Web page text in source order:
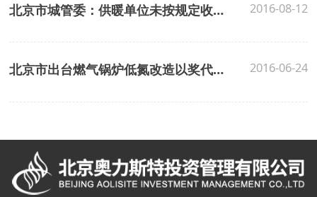
北京市城管委：供暖单位未按规定收费将被罚3万 2016-08-12
北京市出台燃气锅炉低氮改造以奖代补办法助力加速氮氧化物减排 2016-06-24